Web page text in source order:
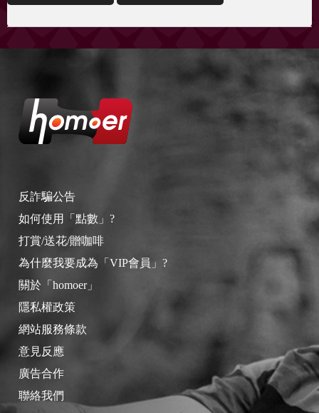
反詐騙公告
如何使用「點數」?
打賞/送花/贈咖啡
為什麼我要成為「VIP會員」?
關於「homoer」
隱私權政策
網站服務條款
意見反應
廣告合作
聯絡我們